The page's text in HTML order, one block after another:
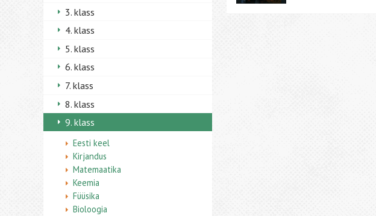
3. klass
4. klass
5. klass
6. klass
7. klass
8. klass
9. klass
Eesti keel
Kirjandus
Matemaatika
Keemia
Füüsika
Bioloogia